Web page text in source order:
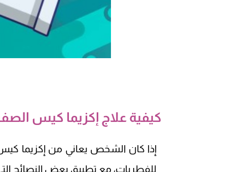
كيفية علاج إكزيما كيس
إذا كان الشخص يعاني من إكزيما
للفطريات، مع تطبيق بعض النصائح